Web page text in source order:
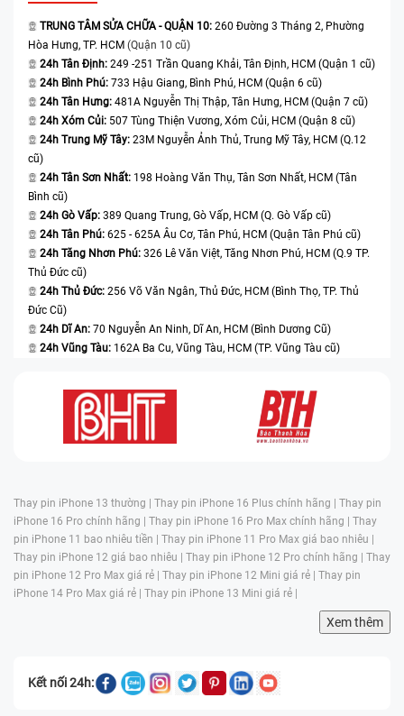
TRUNG TÂM SỬA CHỮA - QUẬN 10: 260 Đường 3 Tháng 2, Phường
Hòa Hưng, TP. HCM (Quận 10 cũ)
24h Tân Định: 249 -251 Trần Quang Khải, Tân Định, HCM (Quận 1 cũ)
24h Bình Phú: 733 Hậu Giang, Bình Phú, HCM (Quận 6 cũ)
24h Tân Hưng: 481A Nguyễn Thị Thập, Tân Hưng, HCM (Quận 7 cũ)
24h Xóm Củi: 507 Tùng Thiện Vương, Xóm Củi, HCM (Quận 8 cũ)
24h Trung Mỹ Tây: 23M Nguyễn Ảnh Thủ, Trung Mỹ Tây, HCM (Q.12
cũ)
24h Tân Sơn Nhất: 198 Hoàng Văn Thụ, Tân Sơn Nhất, HCM (Tân
Bình cũ)
24h Gò Vấp: 389 Quang Trung, Gò Vấp, HCM (Q. Gò Vấp cũ)
24h Tân Phú: 625 - 625A Âu Cơ, Tân Phú, HCM (Quận Tân Phú cũ)
24h Tăng Nhơn Phú: 326 Lê Văn Việt, Tăng Nhơn Phú, HCM (Q.9 TP.
Thủ Đức cũ)
24h Thủ Đức: 256 Võ Văn Ngân, Thủ Đức, HCM (Bình Thọ, TP. Thủ
Đức Cũ)
24h Dĩ An: 70 Nguyễn An Ninh, Dĩ An, HCM (Bình Dương Cũ)
24h Vũng Tàu: 162A Ba Cu, Vũng Tàu, HCM (TP. Vũng Tàu cũ)
Thay pin iPhone 13 thường | Thay pin iPhone 16 Plus chính hãng | Thay pin
iPhone 16 Pro chính hãng | Thay pin iPhone 16 Pro Max chính hãng | Thay
pin iPhone 11 bao nhiêu tiền | Thay pin iPhone 11 Pro Max giá bao nhiêu |
Thay pin iPhone 12 giá bao nhiêu | Thay pin iPhone 12 Pro chính hãng | Thay
pin iPhone 12 Pro Max giá rẻ | Thay pin iPhone 12 Mini giá rẻ | Thay pin
iPhone 14 Pro Max giá rẻ | Thay pin iPhone 13 Mini giá rẻ |
Xem thêm
Kết nối 24h: